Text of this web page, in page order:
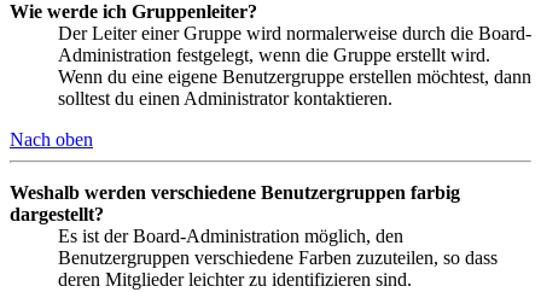
Wie werde ich Gruppenleiter?
Der Leiter einer Gruppe wird normalerweise durch die Board-
Administration festgelegt, wenn die Gruppe erstellt wird.
Wenn du eine eigene Benutzergruppe erstellen möchtest, dann
solltest du einen Administrator kontaktieren.
Nach oben
Weshalb werden verschiedene Benutzergruppen farbig
dargestellt?
Es ist der Board-Administration möglich, den
Benutzergruppen verschiedene Farben zuzuteilen, so dass
deren Mitglieder leichter zu identifizieren sind.